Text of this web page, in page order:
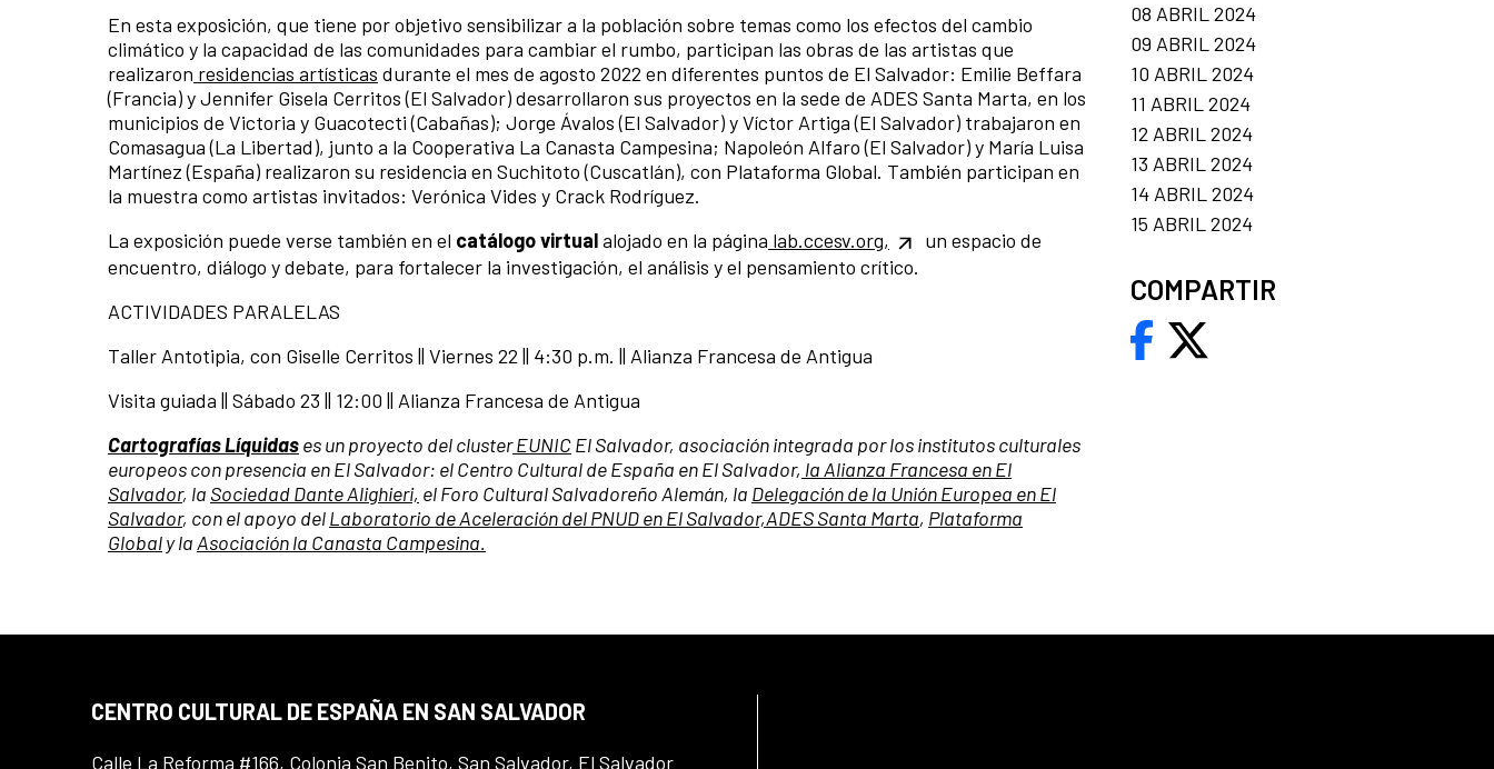
En esta exposición, que tiene por objetivo sensibilizar a la población sobre temas como los efectos del cambio
climático y la capacidad de las comunidades para cambiar el rumbo, participan las obras de las artistas que
realizaron residencias artísticas durante el mes de agosto 2022 en diferentes puntos de El Salvador: Emilie Beffara
(Francia) y Jennifer Gisela Cerritos (El Salvador) desarrollaron sus proyectos en la sede de ADES Santa Marta, en los
municipios de Victoria y Guacotecti (Cabañas); Jorge Ávalos (El Salvador) y Víctor Artiga (El Salvador) trabajaron en
Comasagua (La Libertad), junto a la Cooperativa La Canasta Campesina; Napoleón Alfaro (El Salvador) y María Luisa
Martínez (España) realizaron su residencia en Suchitoto (Cuscatlán), con Plataforma Global. También participan en
la muestra como artistas invitados: Verónica Vides y Crack Rodríguez.
La exposición puede verse también en el catálogo virtualalojado en la página lab.ccesv.org,
un espacio de
encuentro, diálogo y debate, para fortalecer la investigación, el análisis y el pensamiento crítico.
ACTIVIDADES PARALELAS
Taller Antotipia, con Giselle Cerritos || Viernes 22 || 4:30 p.m. || Alianza Francesa de Antigua
Visita guiada || Sábado 23 || 12:00 || Alianza Francesa de Antigua
Cartografías Líquidases un proyecto del clusterEUNICEl Salvador, asociación integrada por los institutos culturales
europeos con presencia en El Salvador: el Centro Cultural de España en El Salvador, la Alianza Francesa en El
Salvador, la Sociedad Dante Alighieri, el Foro Cultural Salvadoreño Alemán, la Delegación de la Unión Europea en El
Salvador, con el apoyo delLaboratorio de Aceleración del PNUD en El Salvador,ADES Santa Marta, Plataforma
Globaly laAsociación la Canasta Campesina.
08 ABRIL 2024
09 ABRIL 2024
10 ABRIL 2024
11 ABRIL 2024
12 ABRIL 2024
13 ABRIL 2024
14 ABRIL 2024
15 ABRIL 2024
COMPARTIR
CENTRO CULTURAL DE ESPAÑA EN SAN SALVADOR
Calle La Reforma #166, Colonia San Benito, San Salvador, El Salvador